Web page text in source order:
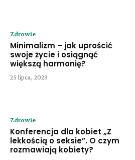
Zdrowie
Minimalizm – jak uprościć
swoje życie i osiągnąć
większą harmonię?
25 lipca, 2023
Zdrowie
Konferencja dla kobiet „Z
lekkością o seksie”. O czym
rozmawiają kobiety?